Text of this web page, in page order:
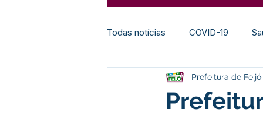
Todas notícias COVID-19
Agricultura Nota de Pesar
Prefeitura de Feijó